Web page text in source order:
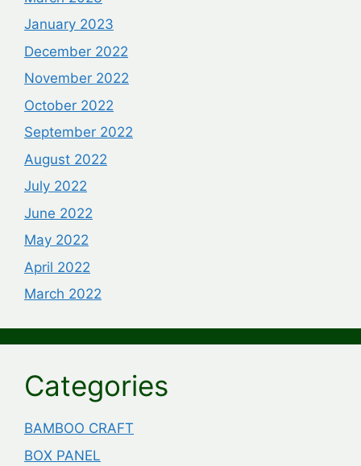
January 2023
December 2022
November 2022
October 2022
September 2022
August 2022
July 2022
June 2022
May 2022
April 2022
March 2022
Categories
BAMBOO CRAFT
BOX PANEL